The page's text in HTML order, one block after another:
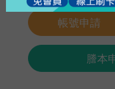
帳號申請
謄本